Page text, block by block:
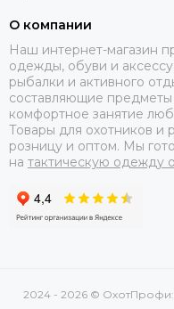
О компании
Наш интернет-магазин
одежды, обуви и
рыбалки и активного
составляющие
комфортное занятие
Товары для охотников и
розницу и оптом. Мы
на тактическую одежду
2024 - 2026 ©